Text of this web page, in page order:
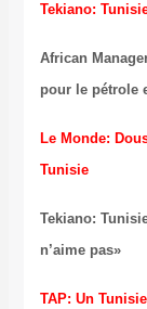
Tekiano:
African
pour le pétrole
Le Monde:
Tunisie
Tekiano:
n’aime pas»
TAP: Un